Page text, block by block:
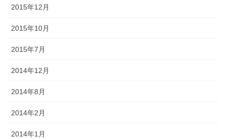
2015年12月
2015年10月
2015年7月
2014年12月
2014年8月
2014年2月
2014年1月